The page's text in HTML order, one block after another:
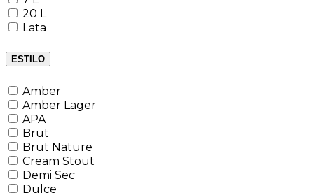
20 L
Lata
ESTILO
Amber
Amber Lager
APA
Brut
Brut Nature
Cream Stout
Demi Sec
Dulce